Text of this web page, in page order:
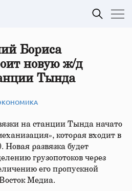
Бориса
новую ж/д
Тында
на станции Тында начато
которая входит в
развязка будет
грузопотоков через
его пропускной
Восток Медиа.